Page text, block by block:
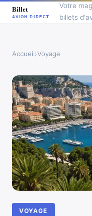
Votre
billets
Accueil›Voyage
VOYAGE